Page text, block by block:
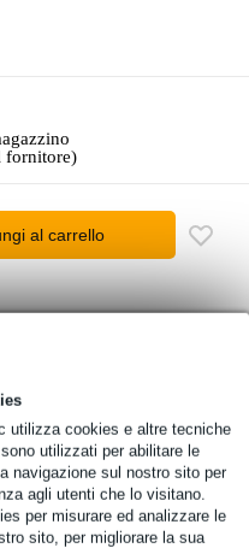
utilizza cookies e altre tecniche
utilizzati per abilitare le
navigazione sul nostro sito per
agli utenti che lo visitano.
per misurare ed analizzare le
sito, per migliorare la sua
fornitore)
al carrello
aggiuntiva e molti altri